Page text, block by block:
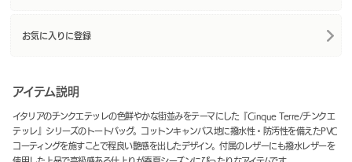
お気に入りに登録
アイテム説明
イタリアのチンクエテッレの色鮮やかな街並みをテーマにした『Cinque Terre/チンクエ
テッレ』シリーズのトートバッグ。コットンキャンバス地に撥水性・防汚性を備えたPVC
コーティングを施すことで程良い艶感を出したデザイン。付属のレザーにも撥水レザーを